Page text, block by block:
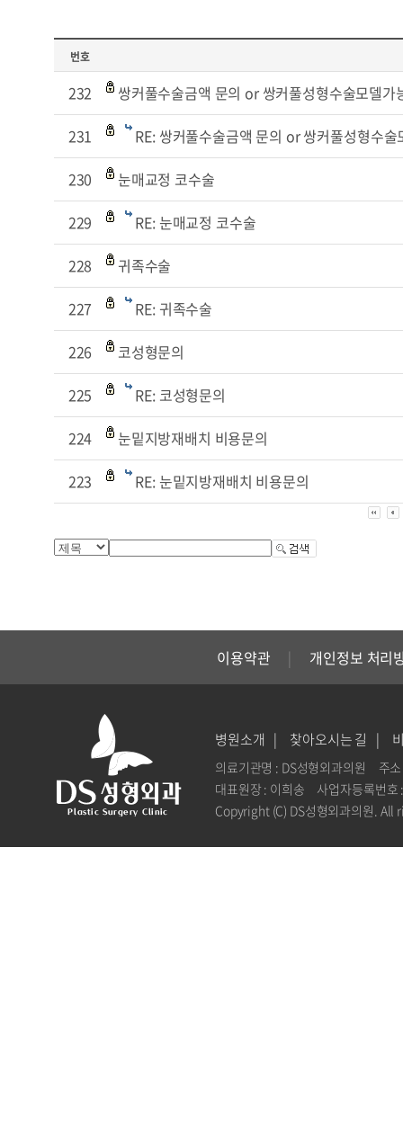
번호
232
쌍커풀수술금액 문의 or 쌍커풀성형수술모델가
231
RE: 쌍커풀수술금액 문의 or 쌍커풀성형수술
230
눈매교정 코수술
229
RE: 눈매교정 코수술
228
귀족수술
227
RE: 귀족수술
226
코성형문의
225
RE: 코성형문의
224
눈밑지방재배치 비용문의
223
RE: 눈밑지방재배치 비용문의
이용약관 개인정보 처리
병원소개 찾아오시는 길
의료기관명 : DS성형외과의원
주
대표원장 : 이희송
사업자등록번호
Copyright (C) DS성형외과의원. All